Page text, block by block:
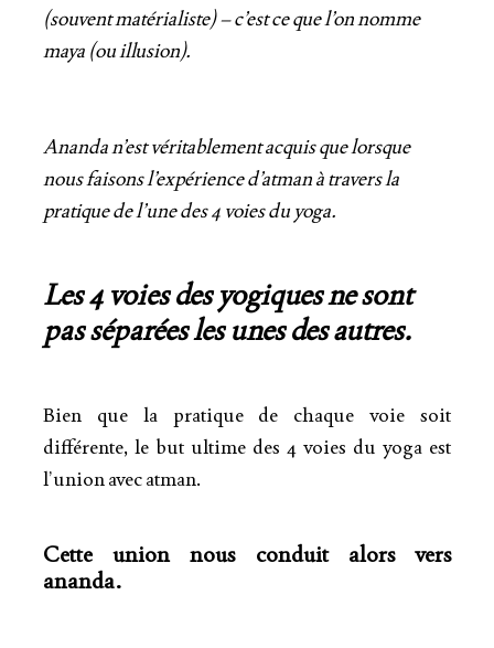
(souvent matérialiste) – c’est ce que l’on nomme
maya (ou illusion).
Ananda n’est véritablement acquis que lorsque
nous faisons l’expérience d’atman à travers la
pratique de l’une des 4 voies du yoga.
Les 4 voies des yogiques ne sont
pas séparées les unes des autres.
Bien que la pratique de chaque voie soit
différente, le but ultime des 4 voies du yoga est
l’union avec atman.
Cette union nous conduit alors vers
ananda.